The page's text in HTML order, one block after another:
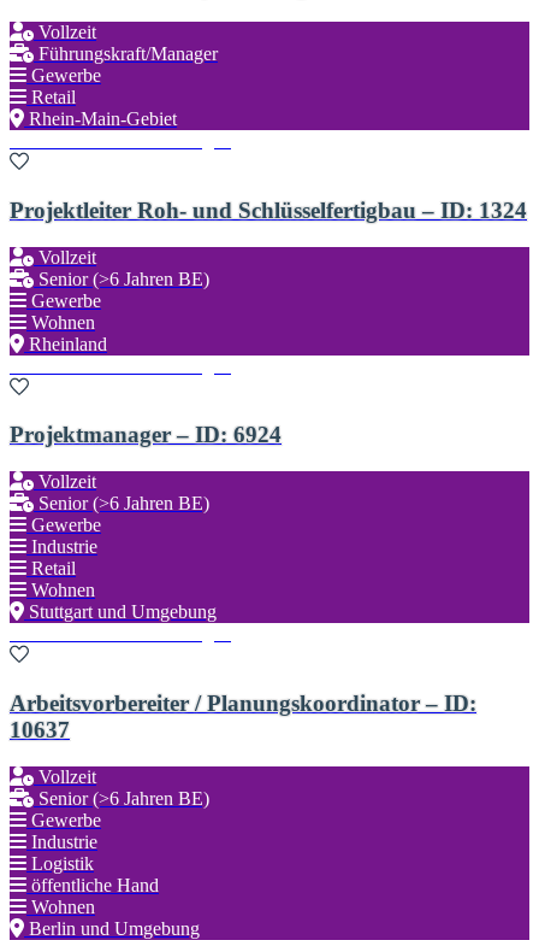
Vollzeit
Führungskraft/Manager
Gewerbe
Retail
Rhein-Main-Gebiet
Projektleiter Roh- und Schlüsselfertigbau – ID: 1324
Vollzeit
Senior (>6 Jahren BE)
Gewerbe
Wohnen
Rheinland
Projektmanager – ID: 6924
Vollzeit
Senior (>6 Jahren BE)
Gewerbe
Industrie
Retail
Wohnen
Stuttgart und Umgebung
Arbeitsvorbereiter / Planungskoordinator – ID:
10637
Vollzeit
Senior (>6 Jahren BE)
Gewerbe
Industrie
Logistik
öffentliche Hand
Wohnen
Berlin und Umgebung